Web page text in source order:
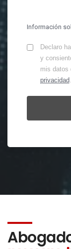
Información
Declaro
y
mis datos
privacidad.